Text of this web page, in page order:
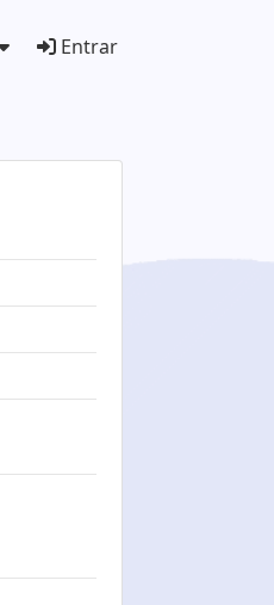
Entrar